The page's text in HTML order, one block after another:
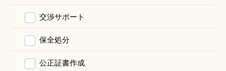
交渉サポート
保全処分
公正証書作成